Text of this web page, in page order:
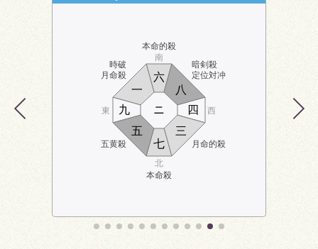
時破
月命殺
本命的殺
暗剣殺
定位対冲
五黄殺
本命殺
月命的殺
南
北
東 西
七
八
九
一
ニ
三
四
五
六